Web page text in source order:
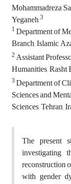
Mohammadreza
Yeganeh3
1Department of
Branch, Islamic
2Assistant
Humanities,
3Department of
Sciences and
Sciences, Tehran,
The present
investigating
reconstruction
with gender